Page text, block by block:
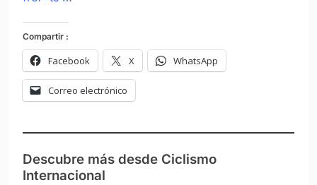
Compartir :
Facebook X WhatsApp
Correo electrónico
Descubre más desde Ciclismo
Internacional